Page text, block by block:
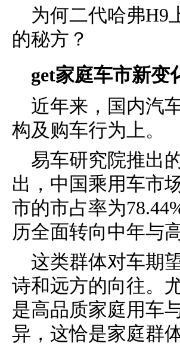
为何二代哈弗H9
的秘方？
get家庭车市新变
近年来，国内汽
构及购车行为上。
易车研究院推出
出，中国乘用车市
市的市占率为
历全面转向中年与
这类群体对车期
诗和远方的向往。
是高品质家庭用车
异，这恰是家庭群